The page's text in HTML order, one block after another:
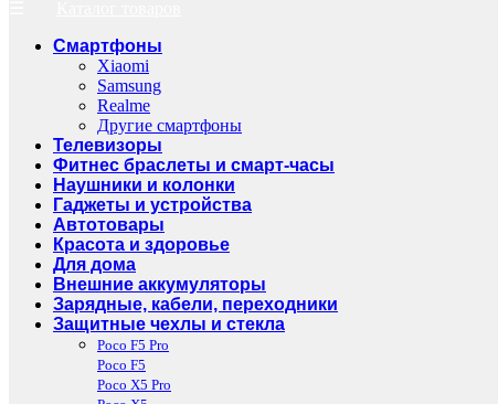
Смартфоны
Xiaomi
Samsung
Realme
Другие смартфоны
Телевизоры
Фитнес браслеты и смарт-часы
Наушники и колонки
Гаджеты и устройства
Автотовары
Красота и здоровье
Для дома
Внешние аккумуляторы
Зарядные, кабели, переходники
Защитные чехлы и стекла
Poco F5 Pro
Poco F5
Poco X5 Pro